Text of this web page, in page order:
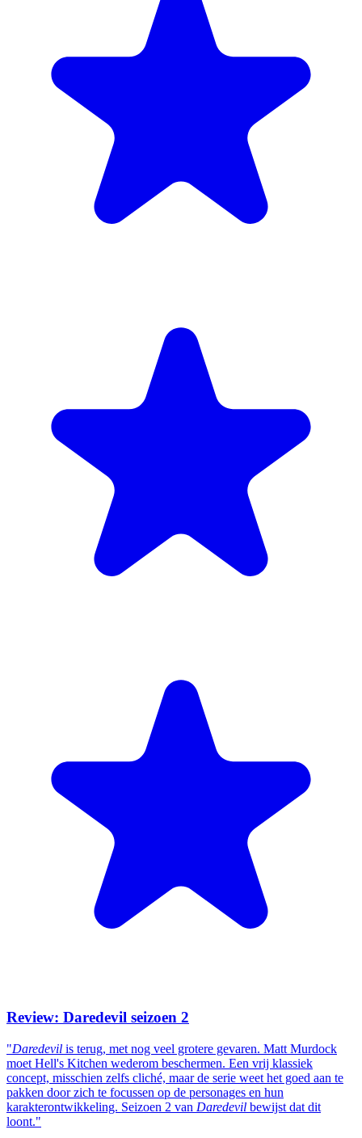
Review: Daredevil seizoen 2
"Daredevil is terug, met nog veel grotere gevaren. Matt Murdock
moet Hell's Kitchen wederom beschermen. Een vrij klassiek
concept, misschien zelfs cliché, maar de serie weet het goed aan te
pakken door zich te focussen op de personages en hun
karakterontwikkeling. Seizoen 2 van Daredevil bewijst dat dit
loont."